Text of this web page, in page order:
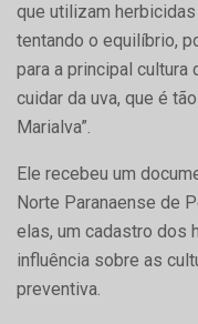
que utilizam
tentando o equilíbrio,
para a principal cultura
cuidar da uva, que é
Marialva”.
Ele recebeu um
Norte Paranaense de
elas, um cadastro dos
influência sobre as
preventiva.